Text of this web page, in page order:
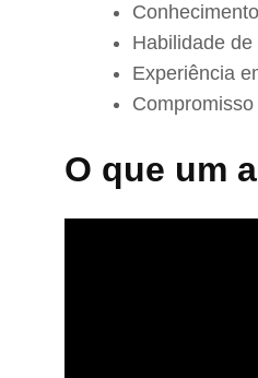
Habilidade
Experiência
O que um